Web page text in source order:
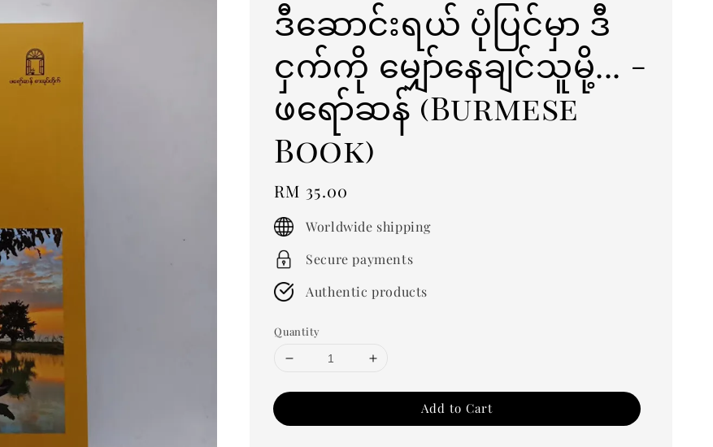
ဒီဆောင်းရယ် ပုံပြင်မှာ ဒီ
ငှက်ကို မျှော်နေချင်သူမို့... -
ဖရော်ဆန် (Burmese
Book)
Regular
price
RM 35.00
Worldwide shipping
Secure payments
Authentic products
Quantity
Add to Cart